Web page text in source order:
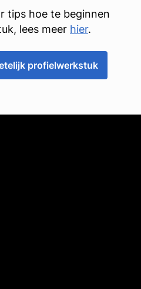
tips hoe te beginnen
lees meer hier.
profielwerkstuk